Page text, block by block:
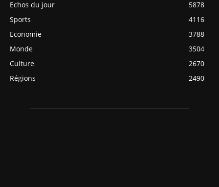
Echos du jour
5878
Sports
4116
Economie
3788
Monde
3504
Culture
2670
Régions
2490